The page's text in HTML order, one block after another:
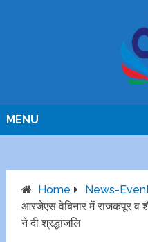
MENU
Home
News-
आरजेएस वेबिनार में राजकपूर
ने दी श्रद्धांजलि